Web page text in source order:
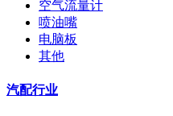
空气流量计
喷油嘴
电脑板
其他
汽配行业